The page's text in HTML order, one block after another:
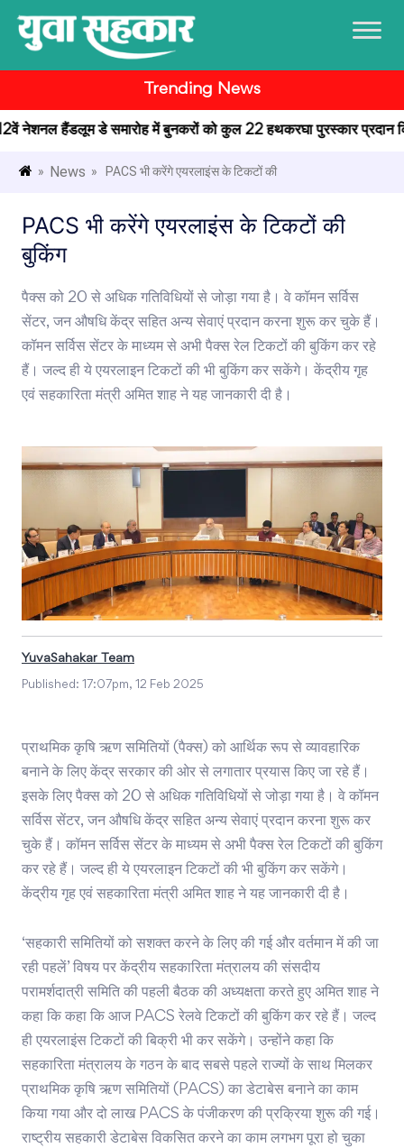
Trending News
नेशनल हैंडलूम डे समारोह में बुनकरों को कुल 22 हथकरघा पुरस्कार प्रदान किए
» News » PACS भी करेंगे एयरलाइंस के टिकटों की
PACS भी करेंगे एयरलाइंस के टिकटों की
बुकिंग
पैक्स को 20 से अधिक गतिविधियों से जोड़ा गया है। वे कॉमन सर्विस
सेंटर, जन औषधि केंद्र सहित अन्य सेवाएं प्रदान करना शुरू कर चुके हैं।
कॉमन सर्विस सेंटर के माध्यम से अभी पैक्स रेल टिकटों की बुकिंग कर रहे
हैं। जल्द ही ये एयरलाइन टिकटों की भी बुकिंग कर सकेंगे। केंद्रीय गृह
एवं सहकारिता मंत्री अमित शाह ने यह जानकारी दी है।
YuvaSahakar Team
Published: 17:07pm, 12 Feb 2025
प्राथमिक कृषि ऋण समितियों (पैक्स) को आर्थिक रूप से व्यावहारिक
बनाने के लिए केंद्र सरकार की ओर से लगातार प्रयास किए जा रहे हैं।
इसके लिए पैक्स को 20 से अधिक गतिविधियों से जोड़ा गया है। वे कॉमन
सर्विस सेंटर, जन औषधि केंद्र सहित अन्य सेवाएं प्रदान करना शुरू कर
चुके हैं। कॉमन सर्विस सेंटर के माध्यम से अभी पैक्स रेल टिकटों की बुकिंग
कर रहे हैं। जल्द ही ये एयरलाइन टिकटों की भी बुकिंग कर सकेंगे।
केंद्रीय गृह एवं सहकारिता मंत्री अमित शाह ने यह जानकारी दी है।
‘सहकारी समितियों को सशक्‍त करने के लिए की गई और वर्तमान में की जा
रही पहलें’ विषय पर केंद्रीय सहकारिता मंत्रालय की संसदीय
परामर्शदात्री समिति की पहली बैठक की अध्यक्षता करते हुए अमित शाह ने
कहा कि कहा कि आज PACS रेलवे टिकटों की बुकिंग कर रहे हैं। जल्द
ही एयरलाइंस टिकटों की बिक्री भी कर सकेंगे। उन्होंने कहा कि
सहकारिता मंत्रालय के गठन के बाद सबसे पहले राज्यों के साथ मिलकर
प्राथमिक कृषि ऋण समितियों (PACS) का डेटाबेस बनाने का काम
किया गया और दो लाख PACS के पंजीकरण की प्रक्रिया शुरू की गई।
राष्ट्रीय सहकारी डेटाबेस विकसित करने का काम लगभग पूरा हो चुका